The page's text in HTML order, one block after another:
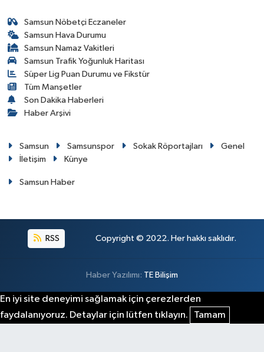
Samsun Nöbetçi Eczaneler
Samsun Hava Durumu
Samsun Namaz Vakitleri
Samsun Trafik Yoğunluk Haritası
Süper Lig Puan Durumu ve Fikstür
Tüm Manşetler
Son Dakika Haberleri
Haber Arşivi
Samsun Samsunspor Sokak Röportajları
Genel
İletişim
Künye
Samsun Haber
RSS Copyright © 2022. Her hakkı saklıdır.
Haber Yazılımı: TE Bilişim
En iyi site deneyimi sağlamak için çerezlerden
faydalanıyoruz. Detaylar için lütfen tıklayın.
Tamam